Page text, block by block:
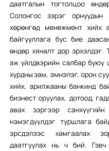
даатгалын тогтолцоо
Солонгос зэрэг орнуудын
хөрөнгөд менежмент хийх
байгууллага бус бие
өндөр хяналт дор эрхэлдэг.
аж үйлдвэрийн салбар буюу
хурдны зам, эмнэлэг, орон
хийх, арилжааны банкинд
бизнест оруулах, дотоод,
авах зэргээр
нэмэгдүүлдэг туршлага
эрсдэлээс хамгаалах
даатгуулах нь ч бий.